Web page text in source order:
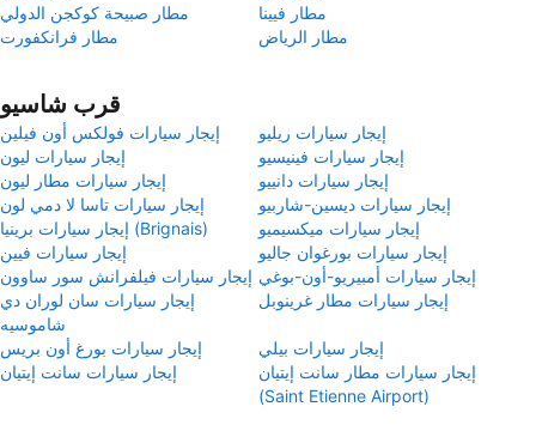
مطار صبيحة كوكجن الدولي
مطار فيينا
مطار فرانكفورت
مطار الرياض
قرب شاسيو
إيجار سيارات فولكس أون فيلين
إيجار سيارات ريليو
إيجار سيارات ليون
إيجار سيارات فينيسيو
إيجار سيارات مطار ليون
إيجار سيارات دانييو
إيجار سيارات تاسا لا دمي لون
إيجار سيارات ديسين-شاربيو
إيجار سيارات برينيا (Brignais)
إيجار سيارات ميكسيميو
إيجار سيارات فيين
إيجار سيارات بورغوان جاليو
إيجار سيارات فيلفرانش سور ساوون إيجار سيارات أمبيريو-أون-بوغي
إيجار سيارات سان لوران دي
شاموسيه
إيجار سيارات مطار غرينوبل
إيجار سيارات بورغ أون بريس
إيجار سيارات بيلي
إيجار سيارات سانت إيتيان
إيجار سيارات مطار سانت إيتيان
(Saint Etienne Airport)